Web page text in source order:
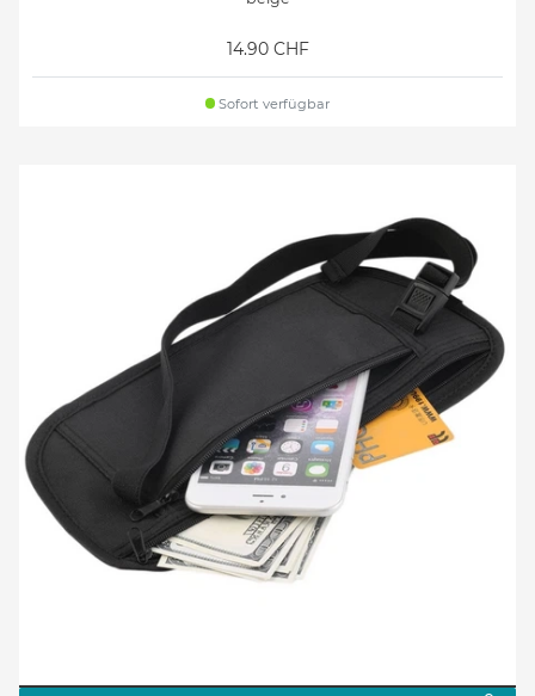
14.90 CHF
Sofort verfügbar